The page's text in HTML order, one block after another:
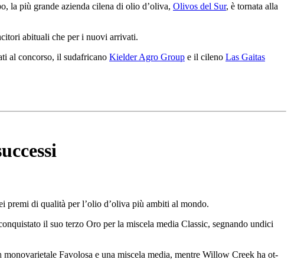
la più grande azienda cilena di olio d’oliva, Olivos del Sur, è tornata alla
abituali che per i nuovi arrivati.
al concorso, il sudafricano Kielder Agro Group e il cileno Las Gaitas
di qual­ità per l’olio d’oliva più ambiti al mondo.
il suo terzo Oro per la miscela media Classic, segnando undici
Favolosa e una miscela media, mentre Willow Creek ha ot­